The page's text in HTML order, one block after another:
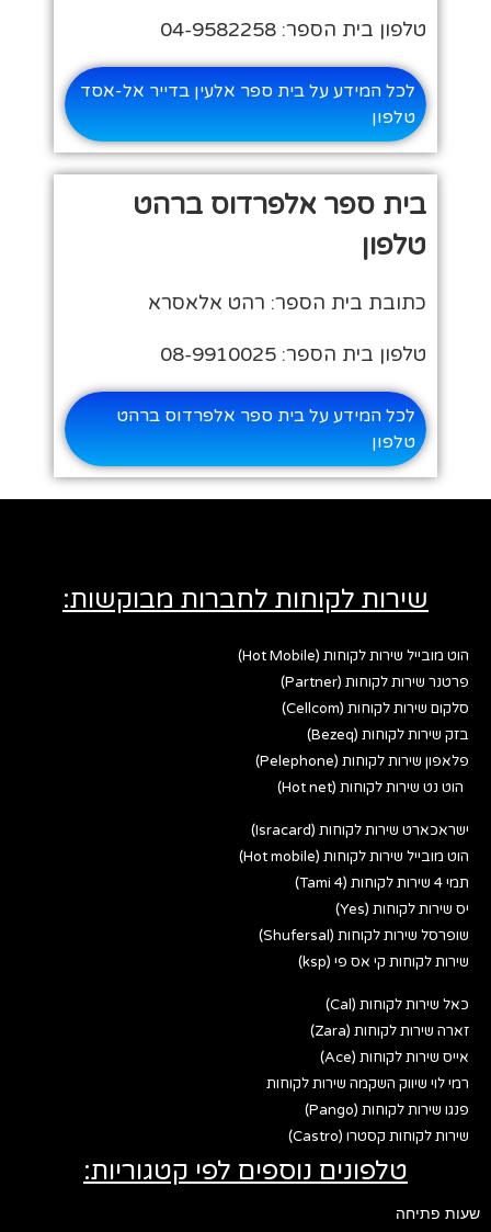
טלפון בית הספר: 04-9582258
לכל המידע על בית ספר אלעין בדייר אל-אסד
טלפון
בית ספר אלפרדוס ברהט
טלפון
כתובת בית הספר: רהט אלאסרא
טלפון בית הספר: 08-9910025
לכל המידע על בית ספר אלפרדוס ברהט
טלפון
שירות לקוחות לחברות מבוקשות:
הוט מובייל שירות לקוחות (Hot Mobile)
פרטנר שירות לקוחות (Partner)
סלקום שירות לקוחות (Cellcom)
בזק שירות לקוחות (Bezeq)
פלאפון שירות לקוחות (Pelephone)
הוט נט שירות לקוחות (Hot net)
ישראכארט שירות לקוחות (Isracard)
הוט מובייל שירות לקוחות (Hot mobile)
תמי 4 שירות לקוחות (Tami 4)
יס שירות לקוחות (Yes)
שופרסל שירות לקוחות (Shufersal)
שירות לקוחות קי אס פי (ksp)
כאל שירות לקוחות (Cal)
זארה שירות לקוחות (Zara)
אייס שירות לקוחות (Ace)
רמי לוי שיווק השקמה שירות לקוחות
פנגו שירות לקוחות (Pango)
שירות לקוחות קסטרו (Castro)
טלפונים נוספים לפי קטגוריות:
שעות פתיחה